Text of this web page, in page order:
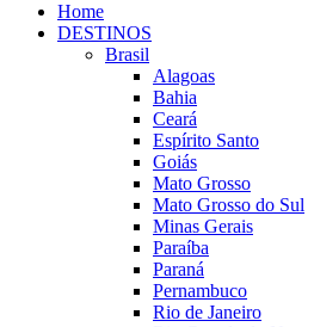
Home
DESTINOS
Brasil
Alagoas
Bahia
Ceará
Espírito Santo
Goiás
Mato Grosso
Mato Grosso do Sul
Minas Gerais
Paraíba
Paraná
Pernambuco
Rio de Janeiro